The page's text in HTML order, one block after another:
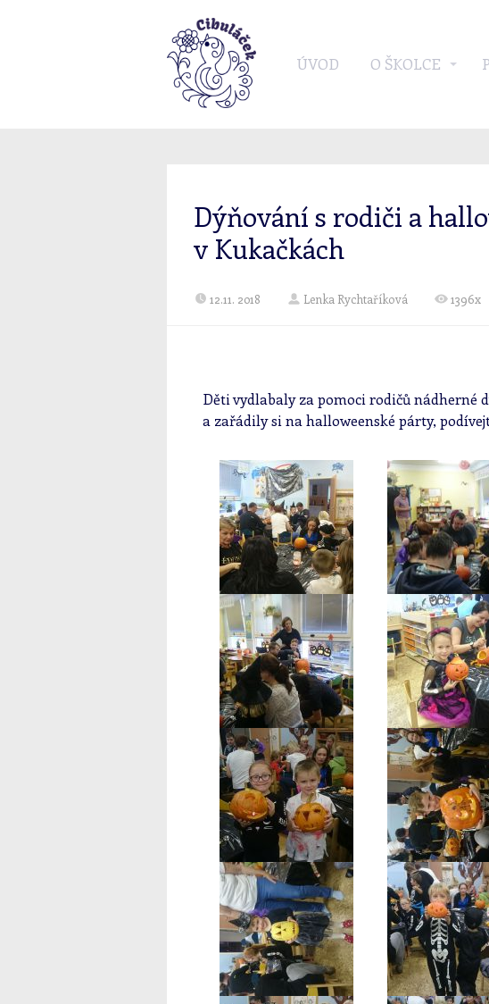
ÚVOD O ŠKOLCE
Dýňování s rodiči a
v Kukačkách
12.11. 2018 Lenka Rychtaříková 1396x
Děti vydlabaly za pomoci rodičů nádherné
a zařádily si na halloweenské párty,